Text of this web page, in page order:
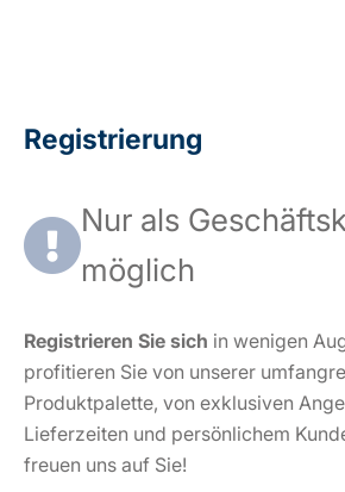
Registrierung
Nur als
möglich
Registrieren Sie sich in wenigen
profitieren Sie von unserer
Produktpalette, von exklusiven
Lieferzeiten und persönlichem
freuen uns auf Sie!